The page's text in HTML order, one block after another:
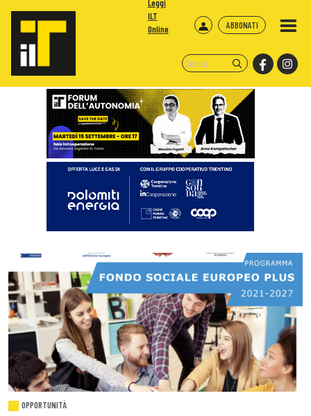
ABBONATI
Leggi
ILT
Online
OPPORTUNITÀ